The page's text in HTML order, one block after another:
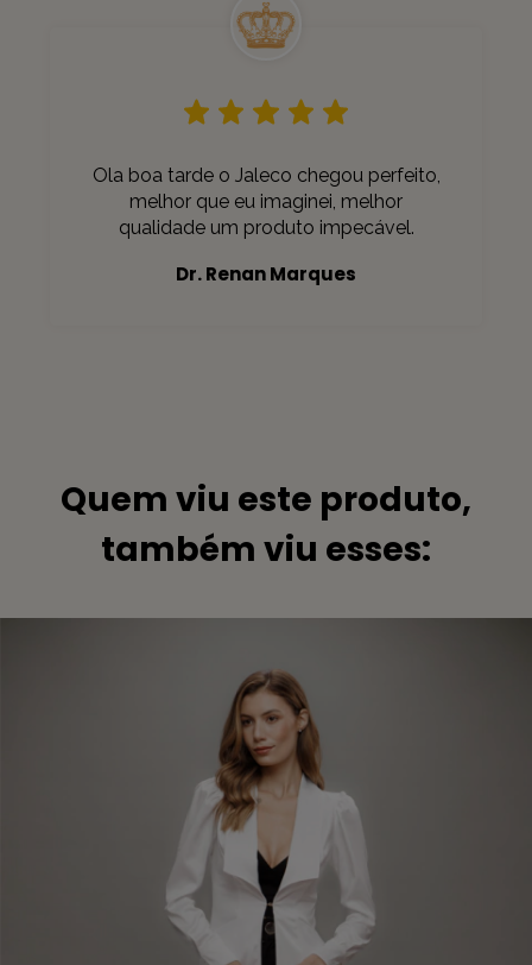
Ola boa tarde o Jaleco chegou perfeito,
melhor que eu imaginei, melhor
qualidade um produto impecável.
Dr. Renan Marques
Quem viu este produto,
também viu esses: